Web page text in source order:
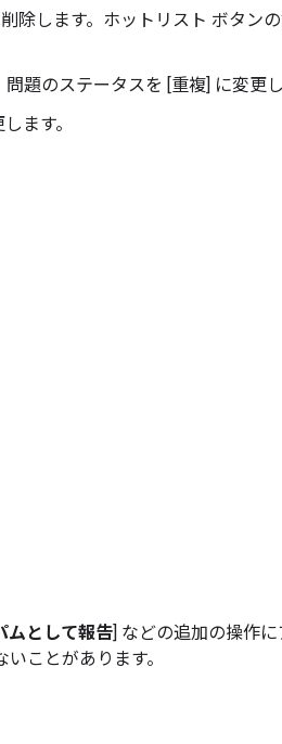
除します。ホットリスト ボタン
題のステータスを [重複] に変更し
ます。
ムとして報告] などの追加の操作に
ことがあります。